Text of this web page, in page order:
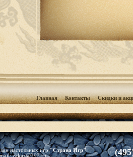
Главная Контакты Скидки и
настольных игр"Страна Игр"
zakaz@393.ru